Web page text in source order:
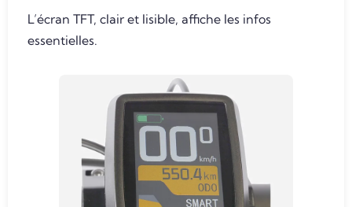
L’écran TFT, clair et lisible, affiche les infos
essentielles.